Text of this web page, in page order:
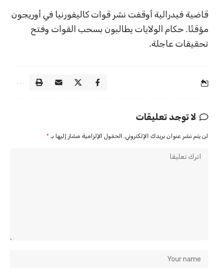
قاضية فيدرالية أوقفت نشر قوات كاليفورنيا في أوريجون
مؤقتًا. حكام الولايات يطالبون بسحب القوات وفتح
تحقيقات عاجلة.
لا توجد تعليقات
لن يتم نشر عنوان بريدك الإلكتروني. الحقول الإلزامية مشار إليها بـ *